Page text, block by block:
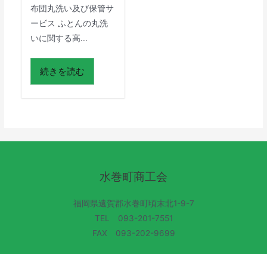
布団丸洗い及び保管サ
ービス ふとんの丸洗
いに関する高...
続きを読む
水巻町商工会
福岡県遠賀郡水巻町頃末北1-9-7
TEL 093-201-7551
FAX 093-202-9699